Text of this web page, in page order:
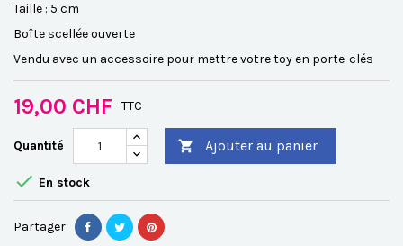
Taille : 5 cm
Boîte scellée ouverte
Vendu avec un accessoire pour mettre votre toy en porte-clés
19,00 CHF TTC
Quantité  Ajouter au panier
 En stock
Partager